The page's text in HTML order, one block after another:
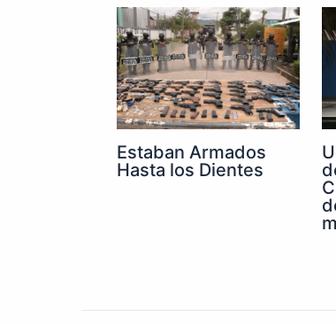
Estaban Armados
Hasta los Dientes